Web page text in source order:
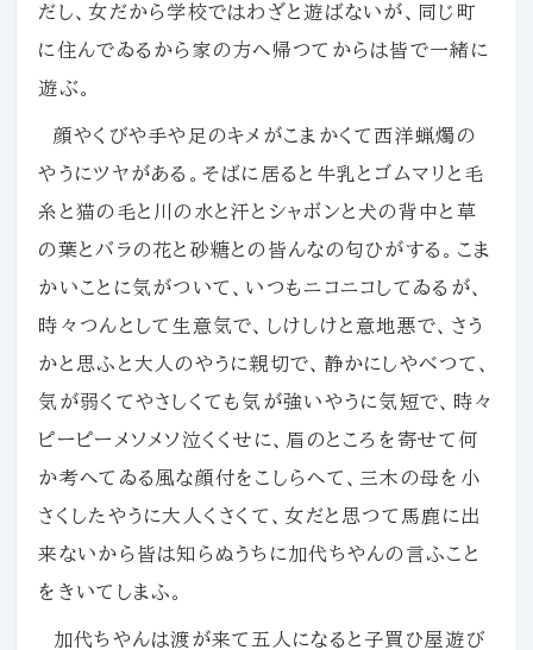
だし、女だから学校ではわざと遊ばないが、同じ町
に住んでゐるから家の方へ帰つてからは皆で一緒に
遊ぶ。
顔やくびや手や足のキメがこまかくて西洋蝋燭の
やうにツヤがある。そばに居ると牛乳とゴムマリと毛
糸と猫の毛と川の水と汗とシャボンと犬の背中と草
の葉とバラの花と砂糖との皆んなの匂ひがする。こま
かいことに気がついて、いつもニコニコしてゐるが、
時々つんとして生意気で、しけしけと意地悪で、さう
かと思ふと大人のやうに親切で、静かにしやべつて、
気が弱くてやさしくても気が強いやうに気短で、時々
ピーピーメソメソ泣くくせに、眉のところを寄せて何
か考へてゐる風な顔付をこしらへて、三木の母を小
さくしたやうに大人くさくて、女だと思つて馬鹿に出
来ないから皆は知らぬうちに加代ちやんの言ふこと
をきいてしまふ。
加代ちやんは渡が来て五人になると子買ひ屋遊び